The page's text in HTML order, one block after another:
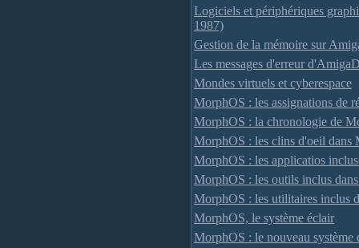
Logiciels et périphériques
1987)
Gestion de la mémoire sur
Les messages d'erreur
Mondes virtuels et cyberespace
MorphOS : les assignations de
MorphOS : la chronologie de
MorphOS : les clins d'oeil dans
MorphOS : les applicatios
MorphOS : les outils inclus
MorphOS : les utilitaires inclus
MorphOS, le système éclair
MorphOS : le nouveau système